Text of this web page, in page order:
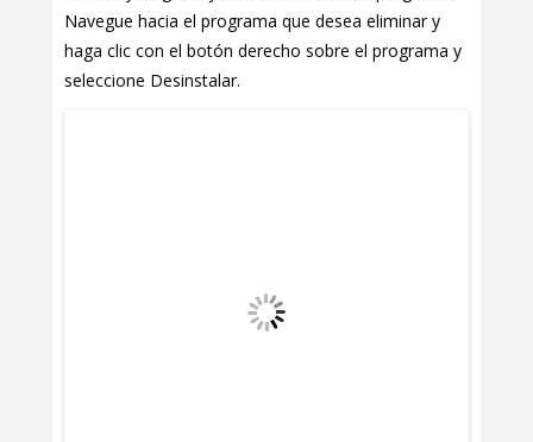
Navegue hacia el programa que desea eliminar y
haga clic con el botón derecho sobre el programa y
seleccione Desinstalar.